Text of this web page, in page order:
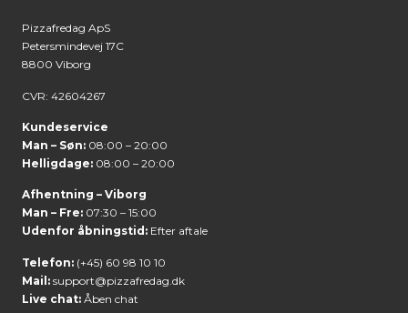
Pizzafredag ApS
Petersmindevej 17C
8800 Viborg
CVR: 42604267
Kundeservice
Man – Søn: 08:00 – 20:00
Helligdage: 08:00 – 20:00
Afhentning – Viborg
Man – Fre: 07:30 – 15:00
Udenfor åbningstid: Efter aftale
Telefon: (+45) 60 98 10 10
Mail: support@pizzafredag.dk
Live chat: Åben chat